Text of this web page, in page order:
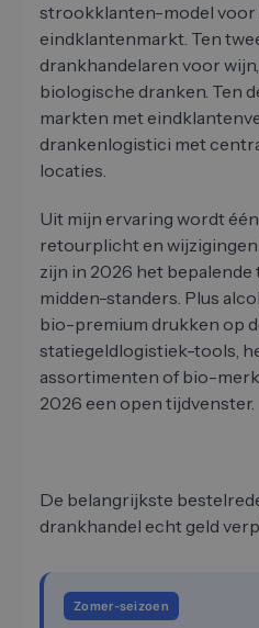
strookklanten-model voor
eindklantenmarkt. Ten
drankhandelaren voor
biologische dranken. Ten
markten met
drankenlogistici met
locaties.
Uit mijn ervaring wordt
retourplicht en
zijn in 2026 het
midden-standers. Plus
bio-premium drukken op
statiegeldlogistiek-tools,
assortimenten of bio-
2026 een open tijdvenster.
De belangrijkste
drankhandel echt geld
Zomer-seizoen